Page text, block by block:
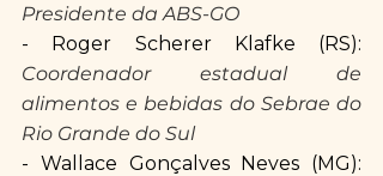
Presidente da ABS-GO
Coordenador estadual de
alimentos e bebidas do Sebrae do
Rio Grande do Sul